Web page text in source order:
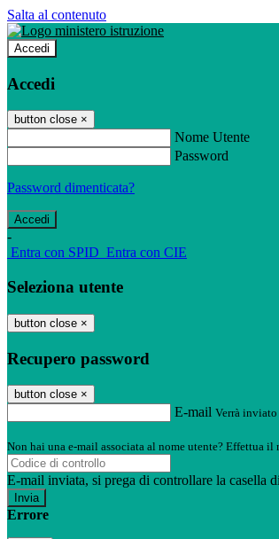
Salta al contenuto
Accedi
Accedi
button close ×
Nome Utente
Password
Password dimenticata?
-
Entra con SPID Entra con CIE
Seleziona utente
button close ×
Recupero password
button close ×
E-mail Verrà
Non hai una e-mail associata al nome utente? Effettua il
E-mail inviata, si prega di controllare la casella
Errore